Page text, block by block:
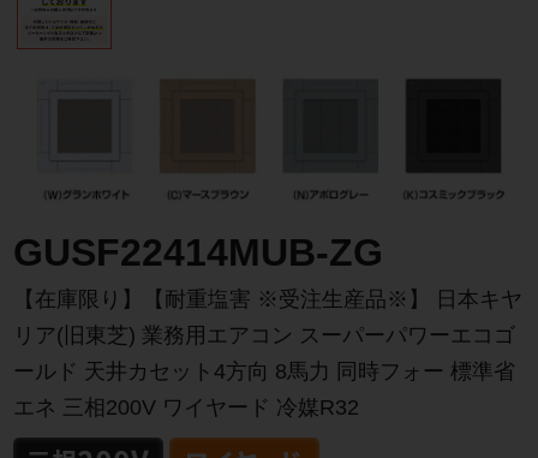
GUSF22414MUB-ZG
【在庫限り】【耐重塩害 ※受注生産品※】 日本キヤ
リア(旧東芝) 業務用エアコン スーパーパワーエコゴ
ールド 天井カセット4方向 8馬力 同時フォー 標準省
エネ 三相200V ワイヤード 冷媒R32